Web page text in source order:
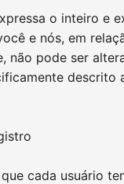
o inteiro e
e nós, em
não pode ser
descrito
cada usuário